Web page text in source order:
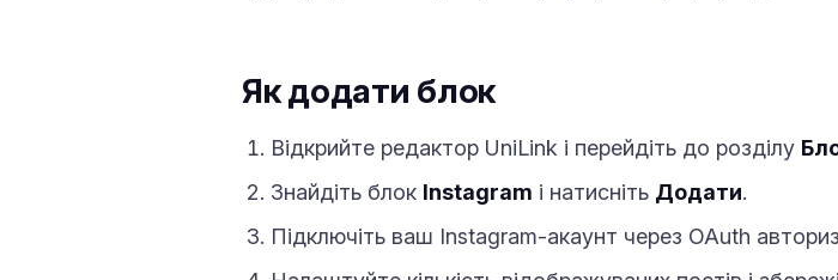
Як додати блок
Відкрийте редактор UniLink і перейдіть до розділу
Знайдіть блок Instagram і натисніть Додати.
Підключіть ваш Instagram-акаунт через OAuth